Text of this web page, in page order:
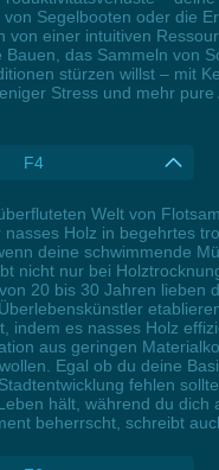
Segelbooten oder die
von einer intuitiven
Bauen, das Sammeln von
stürzen willst – mit
Stress und mehr
F4
Welt von
Holz in begehrtes
deine schwimmende
nicht nur bei
20 bis 30 Jahren lieben
indem es nasses Holz
aus geringen
Egal ob du deine
fehlen
hält, während du
beherrscht, schreibt